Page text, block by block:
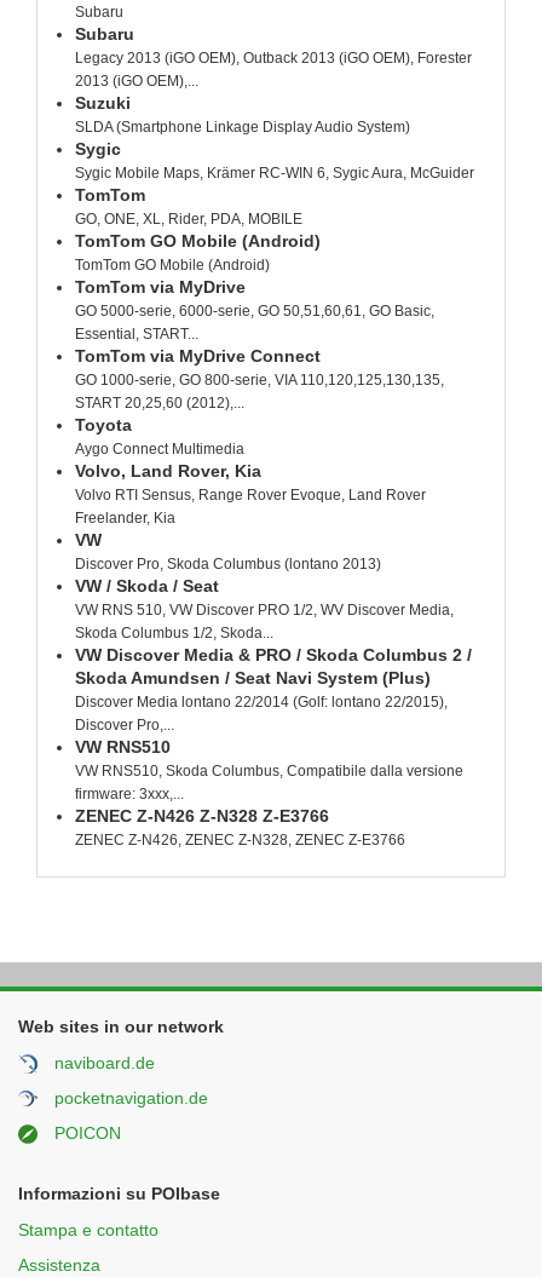
Subaru
Subaru
Legacy 2013 (iGO OEM), Outback 2013 (iGO OEM), Forester
2013 (iGO OEM),...
Suzuki
SLDA (Smartphone Linkage Display Audio System)
Sygic
Sygic Mobile Maps, Krämer RC-WIN 6, Sygic Aura, McGuider
TomTom
GO, ONE, XL, Rider, PDA, MOBILE
TomTom GO Mobile (Android)
TomTom GO Mobile (Android)
TomTom via MyDrive
GO 5000-serie, 6000-serie, GO 50,51,60,61, GO Basic,
Essential, START...
TomTom via MyDrive Connect
GO 1000-serie, GO 800-serie, VIA 110,120,125,130,135,
START 20,25,60 (2012),...
Toyota
Aygo Connect Multimedia
Volvo, Land Rover, Kia
Volvo RTI Sensus, Range Rover Evoque, Land Rover
Freelander, Kia
VW
Discover Pro, Skoda Columbus (lontano 2013)
VW / Skoda / Seat
VW RNS 510, VW Discover PRO 1/2, WV Discover Media,
Skoda Columbus 1/2, Skoda...
VW Discover Media & PRO / Skoda Columbus 2 /
Skoda Amundsen / Seat Navi System (Plus)
Discover Media lontano 22/2014 (Golf: lontano 22/2015),
Discover Pro,...
VW RNS510
VW RNS510, Skoda Columbus, Compatibile dalla versione
firmware: 3xxx,...
ZENEC Z-N426 Z-N328 Z-E3766
ZENEC Z-N426, ZENEC Z-N328, ZENEC Z-E3766
Web sites in our network
naviboard.de
pocketnavigation.de
POICON
Informazioni su POIbase
Stampa e contatto
Assistenza